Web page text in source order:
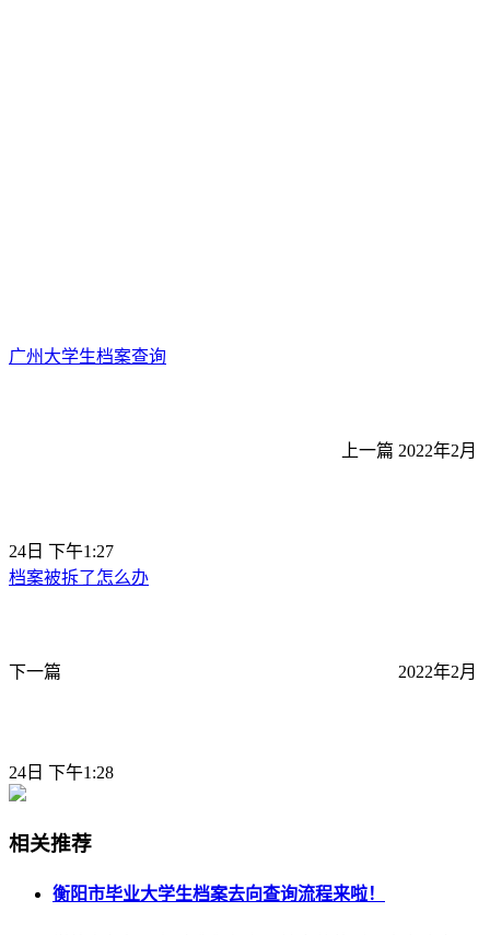
广州大学生档案查询
上一篇 2022年2月
24日 下午1:27
档案被拆了怎么办
下一篇 2022年2月
24日 下午1:28
相关推荐
衡阳市毕业大学生档案去向查询流程来啦！